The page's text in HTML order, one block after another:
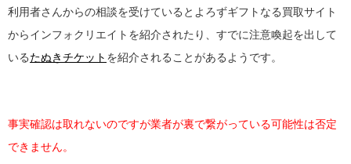
利用者さんからの相談を受けているとよろずギフトなる買取サイト
からインフォクリエイトを紹介されたり、すでに注意喚起を出して
いる たぬきチケット を紹介されることがあるようです。
事実確認は取れないのですが業者が裏で繋がっている可能性は否定
できません。